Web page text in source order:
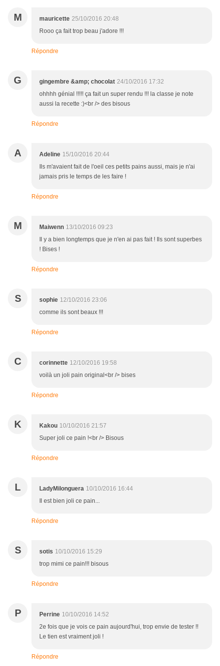
M mauricette 25/10/2016 20:48
Rooo ça fait trop beau j'adore !!!
Répondre
G gingembre &amp; chocolat 24/10/2016 17:32
ohhhh génial !!!!! ça fait un super rendu !!! la classe je note
aussi la recette :)<br /> des bisous
Répondre
A Adeline 15/10/2016 20:44
Ils m'avaient fait de l'oeil ces petits pains aussi, mais je n'ai
jamais pris le temps de les faire !
Répondre
M Maiwenn 13/10/2016 09:23
Il y a bien longtemps que je n'en ai pas fait ! Ils sont superbes
! Bises !
Répondre
S sophie 12/10/2016 23:06
comme ils sont beaux !!!
Répondre
C corinnette 12/10/2016 19:58
voilà un joli pain original<br /> bises
Répondre
K Kakou 10/10/2016 21:57
Super joli ce pain !<br /> Bisous
Répondre
L LadyMilonguera 10/10/2016 16:44
Il est bien joli ce pain...
Répondre
S sotis 10/10/2016 15:29
trop mimi ce pain!!! bisous
Répondre
P Perrine 10/10/2016 14:52
2e fois que je vois ce pain aujourd'hui, trop envie de tester !!
Le tien est vraiment joli !
Répondre